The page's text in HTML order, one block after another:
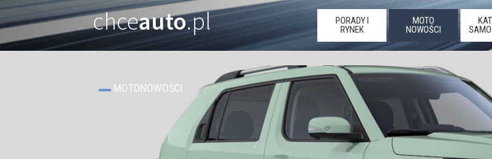
chceauto.pl
PORADY I
RYNEK
MOTO
NOWOŚCI
MOTONOWOŚCI